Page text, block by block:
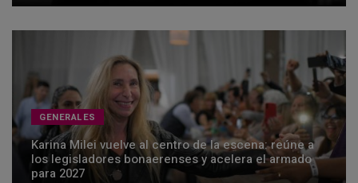
GENERALES
Karina Milei vuelve al centro de la escena: reúne a
los legisladores bonaerenses y acelera el armado
para 2027